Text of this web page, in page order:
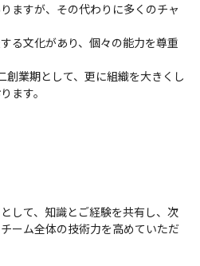
ますが、その代わりに多くのチャ
る文化があり、個々の能力を尊重
業期として、更に組織を大きくし
ます。
して、知識とご経験を共有し、次
ーム全体の技術力を高めていただ